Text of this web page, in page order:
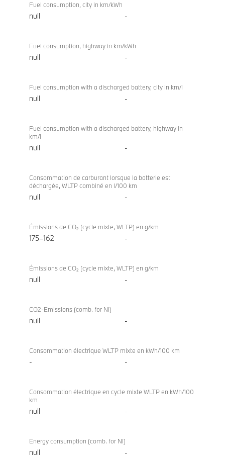
Fuel consumption, city in km/kWh
null -
Fuel consumption, highway in km/kWh
null -
Fuel consumption with a discharged battery, city in km/l
null -
Fuel consumption with a discharged battery, highway in
km/l
null -
Consommation de carburant lorsque la batterie est
déchargée, WLTP combiné en l/100 km
null -
Émissions de CO₂ (cycle mixte, WLTP) en g/km
175–162 -
Émissions de CO₂ (cycle mixte, WLTP) en g/km
null -
CO2-Emissions (comb. for NI)
null -
Consommation électrique WLTP mixte en kWh/100 km
- -
Consommation électrique en cycle mixte WLTP en kWh/100
km
null -
Energy consumption (comb. for NI)
null -